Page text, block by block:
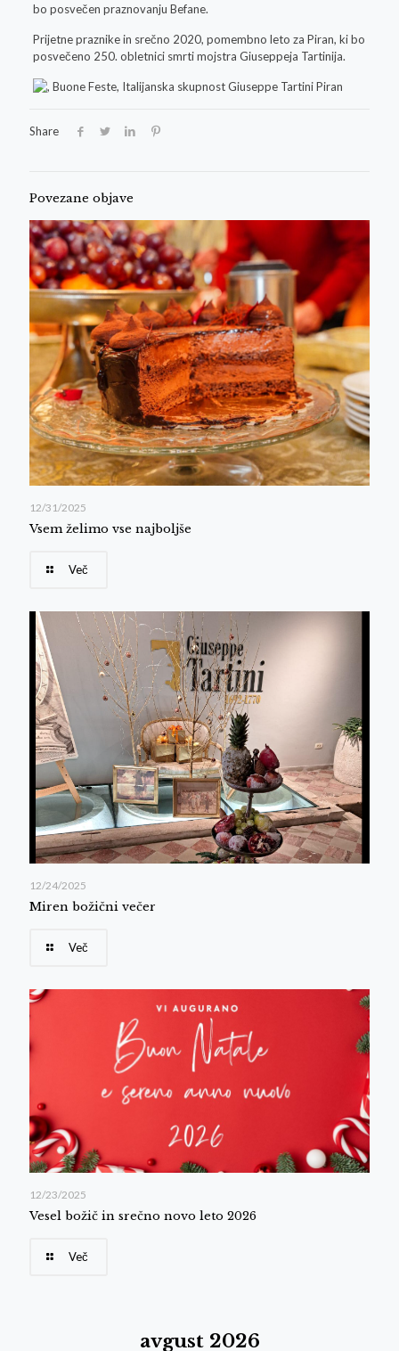
bo posvečen praznovanju Befane.
Prijetne praznike in srečno 2020, pomembno leto za Piran, ki bo
posvečeno 250. obletnici smrti mojstra Giuseppeja Tartinija.
Share
Povezane objave
12/31/2025
Vsem želimo vse najboljše
Več
12/24/2025
Miren božični večer
Več
12/23/2025
Vesel božič in srečno novo leto 2026
Več
avgust 2026